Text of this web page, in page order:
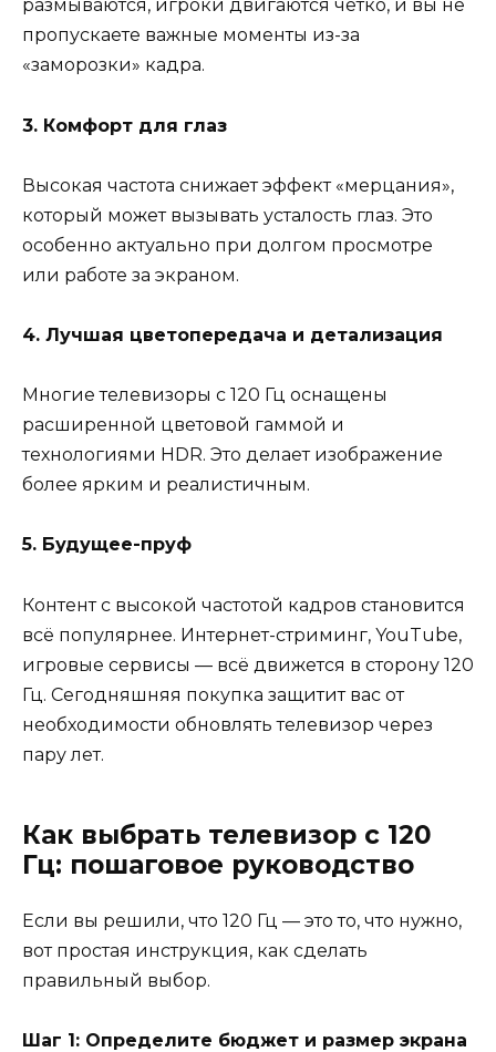
размываются, игроки двигаются четко, и вы не
пропускаете важные моменты из-за
«заморозки» кадра.
3. Комфорт для глаз
Высокая частота снижает эффект «мерцания»,
который может вызывать усталость глаз. Это
особенно актуально при долгом просмотре
или работе за экраном.
4. Лучшая цветопередача и детализация
Многие телевизоры с 120 Гц оснащены
расширенной цветовой гаммой и
технологиями HDR. Это делает изображение
более ярким и реалистичным.
5. Будущее-пруф
Контент с высокой частотой кадров становится
всё популярнее. Интернет-стриминг, YouTube,
игровые сервисы — всё движется в сторону 120
Гц. Сегодняшняя покупка защитит вас от
необходимости обновлять телевизор через
пару лет.
Как выбрать телевизор с 120
Гц: пошаговое руководство
Если вы решили, что 120 Гц — это то, что нужно,
вот простая инструкция, как сделать
правильный выбор.
Шаг 1: Определите бюджет и размер экрана